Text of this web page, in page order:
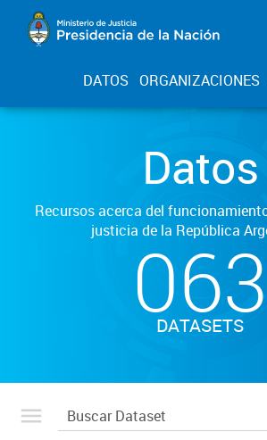
DATOS ORGANIZACIONES
Datos
Recursos acerca del
justicia de la República
063
DATASETS